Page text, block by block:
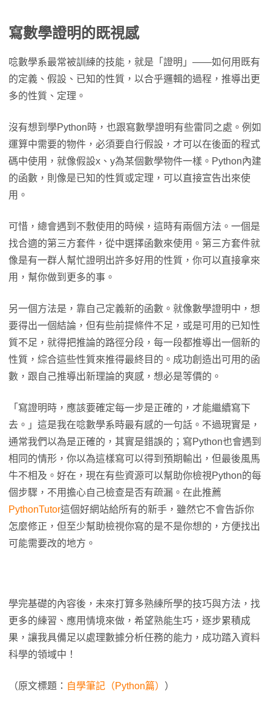
寫數學證明的既視感
唸數學系最常被訓練的技能，就是「證明」——如何用既有
的定義、假設、已知的性質，以合乎邏輯的過程，推導出更
多的性質、定理。
沒有想到學Python時，也跟寫數學證明有些雷同之處。例如
運算中需要的物件，必須要自行假設，才可以在後面的程式
碼中使用，就像假設x、y為某個數學物件一樣。Python內建
的函數，則像是已知的性質或定理，可以直接宣告出來使
用。
可惜，總會遇到不敷使用的時候，這時有兩個方法。一個是
找合適的第三方套件，從中選擇函數來使用。第三方套件就
像是有一群人幫忙證明出許多好用的性質，你可以直接拿來
用，幫你做到更多的事。
另一個方法是，靠自己定義新的函數。就像數學證明中，想
要得出一個結論，但有些前提條件不足，或是可用的已知性
質不足，就得把推論的路徑分段，每一段都推導出一個新的
性質，綜合這些性質來推得最終目的。成功創造出可用的函
數，跟自己推導出新理論的爽感，想必是等價的。
「寫證明時，應該要確定每一步是正確的，才能繼續寫下
去。」這是我在唸數學系時最有感的一句話。不過現實是，
通常我們以為是正確的，其實是錯誤的；寫Python也會遇到
相同的情形，你以為這樣寫可以得到預期輸出，但最後風馬
牛不相及。好在，現在有些資源可以幫助你檢視Python的每
個步驟，不用擔心自己檢查是否有疏漏。在此推薦
PythonTutor這個好網站給所有的新手，雖然它不會告訴你
怎麼修正，但至少幫助檢視你寫的是不是你想的，方便找出
可能需要改的地方。
學完基礎的內容後，未來打算多熟練所學的技巧與方法，找
更多的練習、應用情境來做，希望熟能生巧，逐步累積成
果，讓我具備足以處理數據分析任務的能力，成功踏入資料
科學的領域中！
（原文標題： 自學筆記（Python篇） ）